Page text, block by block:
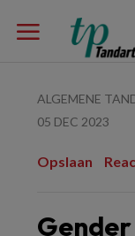
ALGEMENE
05 DEC 2023
Opslaan